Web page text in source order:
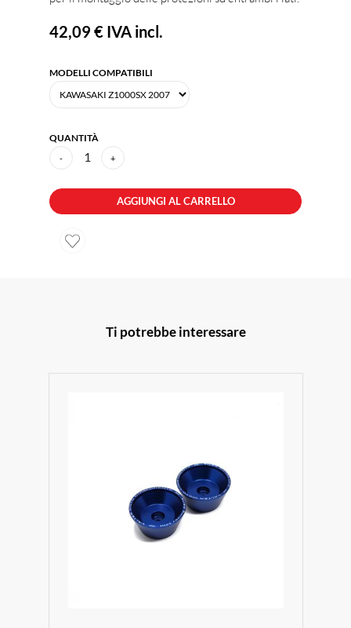
42,09 € IVA incl.
MODELLI COMPATIBILI
QUANTITÀ
- 1 +
AGGIUNGI AL CARRELLO
Ti potrebbe interessare